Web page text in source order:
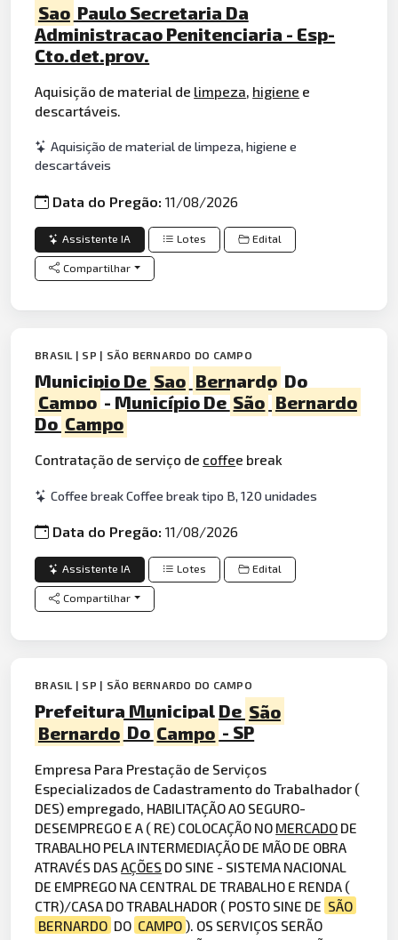
Sao Paulo Secretaria Da
Administracao Penitenciaria - Esp-
Cto.det.prov.
Aquisição de material de limpeza, higiene e
descartáveis.
Aquisição de material de limpeza, higiene e
descartáveis
Data do Pregão:11/08/2026
Assistente IA Lotes Edital
Compartilhar
BRASIL | SP | SÃO BERNARDO DO CAMPO
Municipio De Sao Bernardo Do
Campo - Município DeSão Bernardo
Do Campo
Contratação de serviço de coffee break
Coffee break Coffee break tipo B, 120 unidades
Data do Pregão:11/08/2026
Assistente IA Lotes Edital
Compartilhar
BRASIL | SP | SÃO BERNARDO DO CAMPO
Prefeitura Municipal De São
Bernardo Do Campo - SP
Empresa Para Prestação de Serviços
Especializados de Cadastramento do Trabalhador (
DES) empregado, HABILITAÇÃO AO SEGURO-
DESEMPREGO E A ( RE) COLOCAÇÃO NO MERCADO DE
TRABALHO PELA INTERMEDIAÇÃO DE MÃO DE OBRA
ATRAVÉS DASAÇÕES DO SINE - SISTEMA NACIONAL
DE EMPREGO NA CENTRAL DE TRABALHO E RENDA (
CTR)/CASA DO TRABALHADOR ( POSTO SINE DE SÃO
BERNARDO DO CAMPO ). OS SERVIÇOS SERÃO